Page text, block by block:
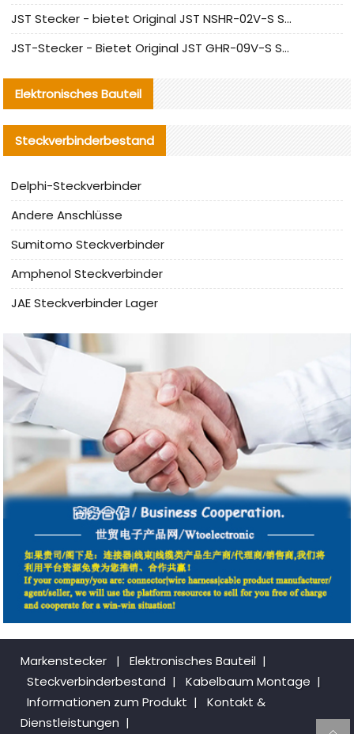
JST Stecker - bietet Original JST NSHR-02V-S Stecker und Ersatzteile an
JST-Stecker - Bietet Original JST GHR-09V-S Stecker und Ersatzteile an
Elektronisches Bauteil
Steckverbinderbestand
Delphi-Steckverbinder
Andere Anschlüsse
Sumitomo Steckverbinder
Amphenol Steckverbinder
JAE Steckverbinder Lager
Markenstecker | Elektronisches Bauteil |
Steckverbinderbestand | Kabelbaum Montage |
Informationen zum Produkt |
Kontakt &
Dienstleistungen |